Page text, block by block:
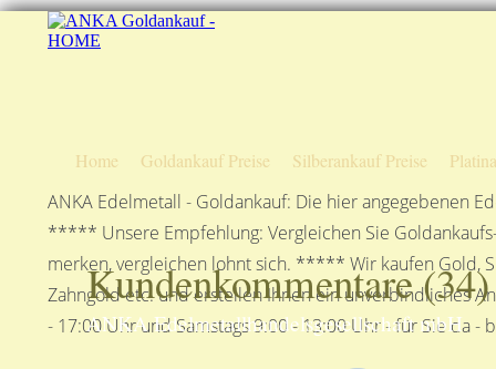
Home Goldankauf Preise Silberankauf Preise
ANKA Edelmetall - Goldankauf: Die hier angegebenen
***** Unsere Empfehlung: Vergleichen Sie
merken, vergleichen lohnt sich. ***** Wir kaufen Gold,
Zahngold etc. und erstellen Ihnen ein unverbindliches
- 17:00 Uhr und Samstags 9:00 - 13:00 Uhr - für Sie
Kundenkommentare (34
ANKA Edelmetallhandelsgesellschaft mbH